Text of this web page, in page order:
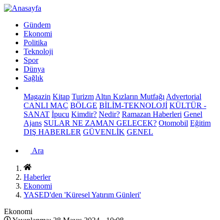
Gündem
Ekonomi
Politika
Teknoloji
Spor
Dünya
Sağlık
Magazin Kitap Turizm Altın Kızların Mutfağı Advertorial
CANLI MAÇ BÖLGE BİLİM-TEKNOLOJİ KÜLTÜR -
SANAT İpucu Kimdir? Nedir? Ramazan Haberleri Genel
Ajans SULAR NE ZAMAN GELECEK? Otomobil Eğitim
DIŞ HABERLER GÜVENLİK GENEL
Ara
Haberler
Ekonomi
YASED'den 'Küresel Yatırım Günleri'
Ekonomi